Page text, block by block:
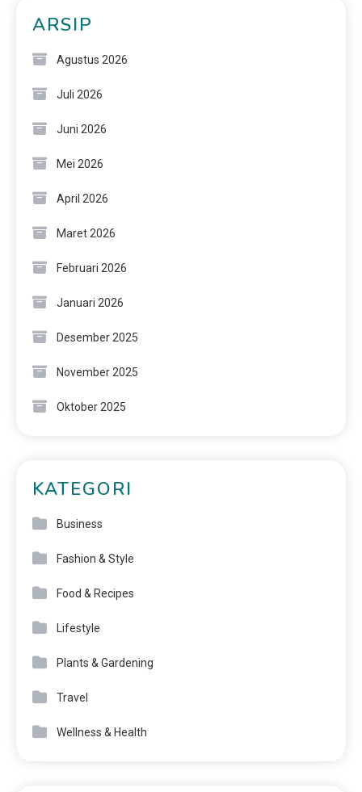
ARSIP
Agustus 2026
Juli 2026
Juni 2026
Mei 2026
April 2026
Maret 2026
Februari 2026
Januari 2026
Desember 2025
November 2025
Oktober 2025
KATEGORI
Business
Fashion & Style
Food & Recipes
Lifestyle
Plants & Gardening
Travel
Wellness & Health